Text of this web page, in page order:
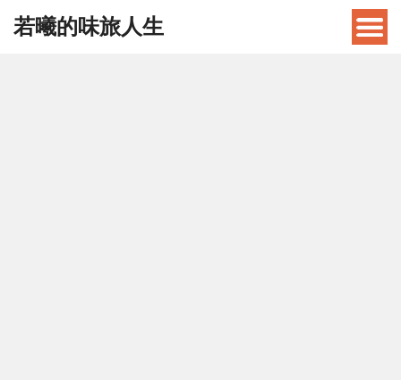
若曦的味旅人生